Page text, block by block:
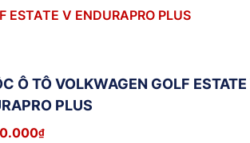
ESTATE V ENDURAPRO PLUS
Ô TÔ VOLKWAGEN GOLF ESTATE
PLUS
₫